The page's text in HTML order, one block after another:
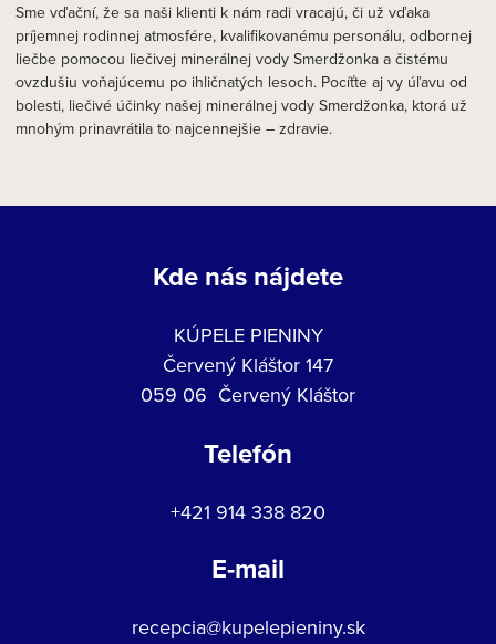
Sme vďační, že sa naši klienti k nám radi vracajú, či už vďaka
príjemnej rodinnej atmosfére, kvalifikovanému personálu, odbornej
liečbe pomocou liečivej minerálnej vody Smerdžonka a čistému
ovzdušiu voňajúcemu po ihličnatých lesoch. Pocíťte aj vy úľavu od
bolesti, liečivé účinky našej minerálnej vody Smerdžonka, ktorá už
mnohým prinavrátila to najcennejšie – zdravie.
Kde nás nájdete
KÚPELE PIENINY
Červený Kláštor 147
059 06 Červený Kláštor
Telefón
+421 914 338 820
E-mail
recepcia@kupelepieniny.sk